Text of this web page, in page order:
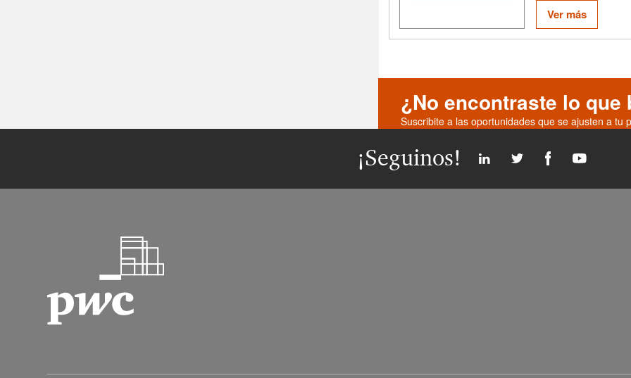
proponer mejoras,
resultados, poder
en coordinación con el
adaptarse a nuevos
Ver más
¿No encontraste lo que
Suscribite a las oportunidades que se ajusten a tu
¡Seguinos!